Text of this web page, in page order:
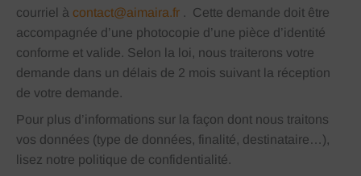
courriel à contact@aimaira.fr . Cette demande doit être
accompagnée d’une photocopie d’une pièce d’identité
conforme et valide. Selon la loi, nous traiterons votre
demande dans un délais de 2 mois suivant la réception
de votre demande.
Pour plus d’informations sur la façon dont nous traitons
vos données (type de données, finalité, destinataire…),
lisez notre politique de confidentialité.